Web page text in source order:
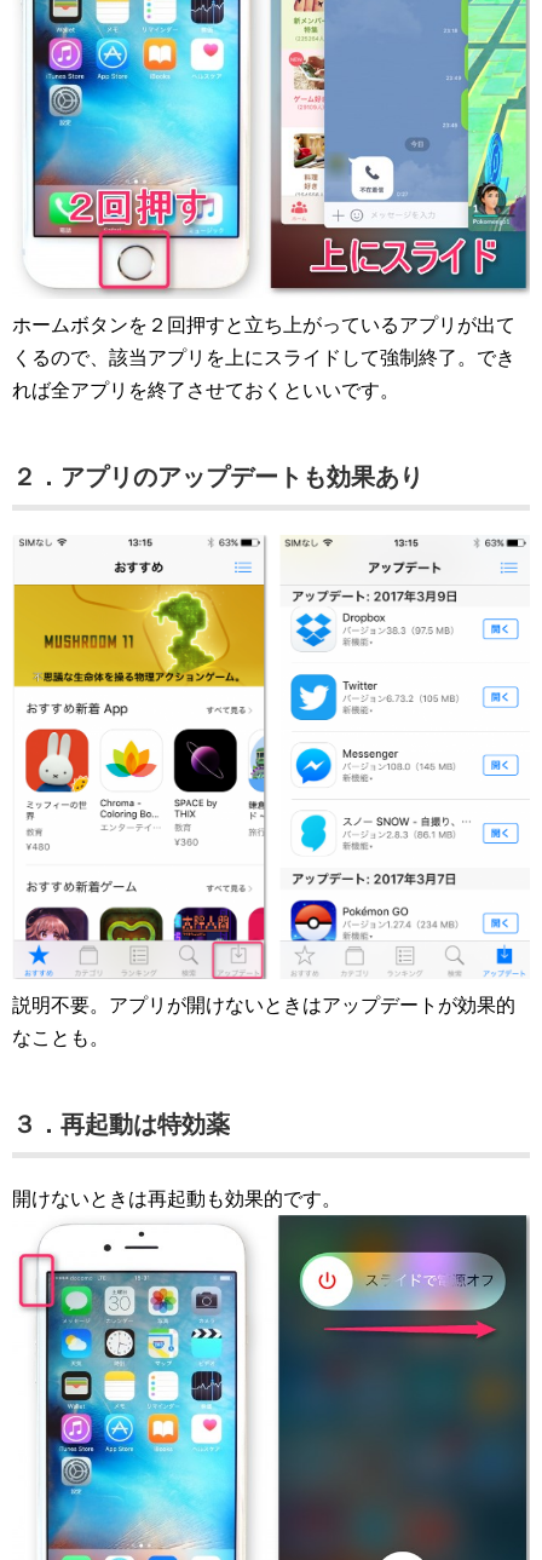
ホームボタンを２回押すと立ち上がっているアプリが出て
くるので、該当アプリを上にスライドして強制終了。でき
れば全アプリを終了させておくといいです。
２．アプリのアップデートも効果あり
説明不要。アプリが開けないときはアップデートが効果的
なことも。
３．再起動は特効薬
開けないときは再起動も効果的です。